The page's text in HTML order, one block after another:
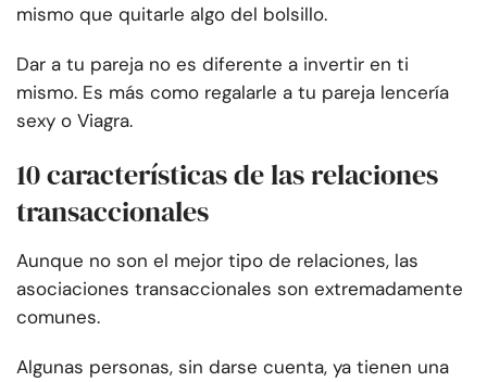
mismo que quitarle algo del bolsillo.
Dar a tu pareja no es diferente a invertir en ti
mismo. Es más como regalarle a tu pareja lencería
sexy o Viagra.
10 características de las relaciones
transaccionales
Aunque no son el mejor tipo de relaciones, las
asociaciones transaccionales son extremadamente
comunes.
Algunas personas, sin darse cuenta, ya tienen una